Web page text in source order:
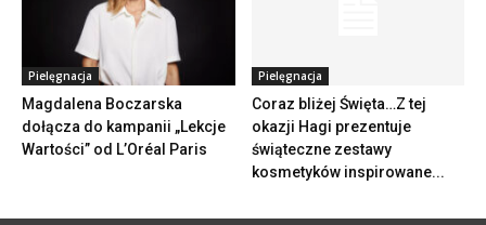
Pielęgnacja
Magdalena Boczarska
dołącza do kampanii „Lekcje
Wartości” od L’Oréal Paris
Pielęgnacja
Coraz bliżej Święta…Z tej
okazji Hagi prezentuje
świąteczne zestawy
kosmetyków inspirowane...